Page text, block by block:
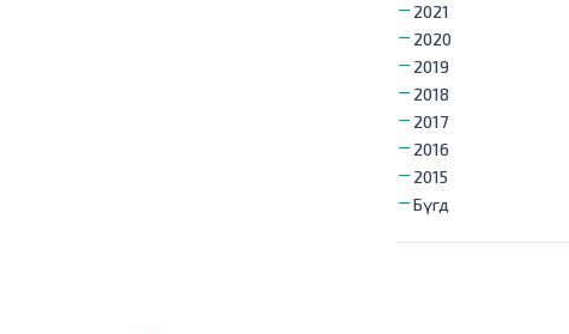
2021
2020
2019
2018
2017
2016
2015
Бүгд